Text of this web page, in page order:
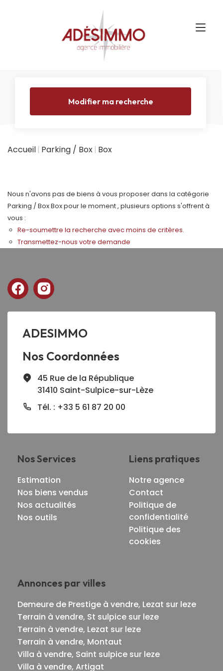
Modifier ma recherche
Accueil Parking / Box Box
Nous n'avons pas de biens à vous proposer dans la catégorie
Parking / Box Box pour le moment , plusieurs options s'offrent à
vous :
Re-soumettre la recherche avec moins de critères.
Transmettez-nous votre demande
ADESIMMO
Nos Coordonnées
45 Rue de la République
31410 Saint-Sulpice-sur-Lèze
Tél. : +33 5 61 87 20 00
Nos Services
Estimation
Nos biens vendus
Nos actualités
Nos outils
Liens pratiques
Notre agence
Contact
Politique de
confidentialité
Politique des
cookies
Annonces par villes
Demeure de Prestige à vendre, Lezat sur leze
Terrain à vendre, St sulpice sur leze
Terrain à vendre, Lezat sur leze
Terrain à vendre, Montaut
Villa à vendre, Saint sulpice sur leze
Villa à vendre, Artigat